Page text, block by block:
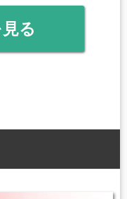
る